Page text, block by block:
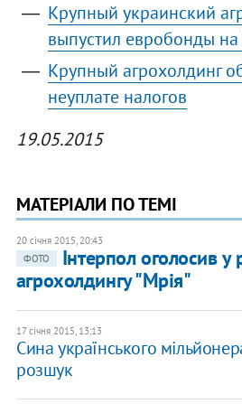
Крупный украинский
выпустил евробонды
Крупный агрохолдинг
неуплате налогов
19.05.2015
МАТЕРІАЛИ ПО ТЕМІ
20 січня 2015, 20:43
ФОТО
Інтерпол оголосив
агрохолдингу "Мрія"
17 січня 2015, 13:13
Сина українського
розшук